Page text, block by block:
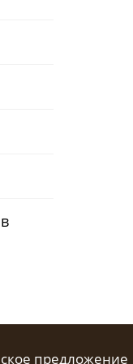
предложение